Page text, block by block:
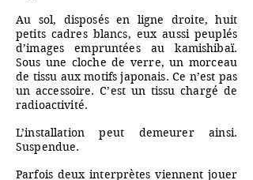
Au sol, disposés en ligne droite, huit
petits cadres blancs, eux aussi peuplés
d’images empruntées au kamishibaï.
Sous une cloche de verre, un morceau
de tissu aux motifs japonais. Ce n’est pas
un accessoire. C’est un tissu chargé de
radioactivité.
L’installation peut demeurer ainsi.
Suspendue.
Parfois deux interprètes viennent jouer